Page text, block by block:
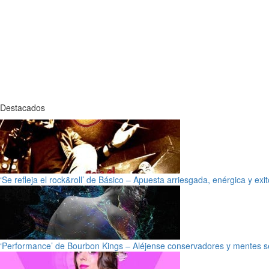
Destacados
‘Se refleja el rock&roll’ de Básico – Apuesta arriesgada, enérgica y
‘Performance’ de Bourbon Kings – Aléjense conservadores y mentes